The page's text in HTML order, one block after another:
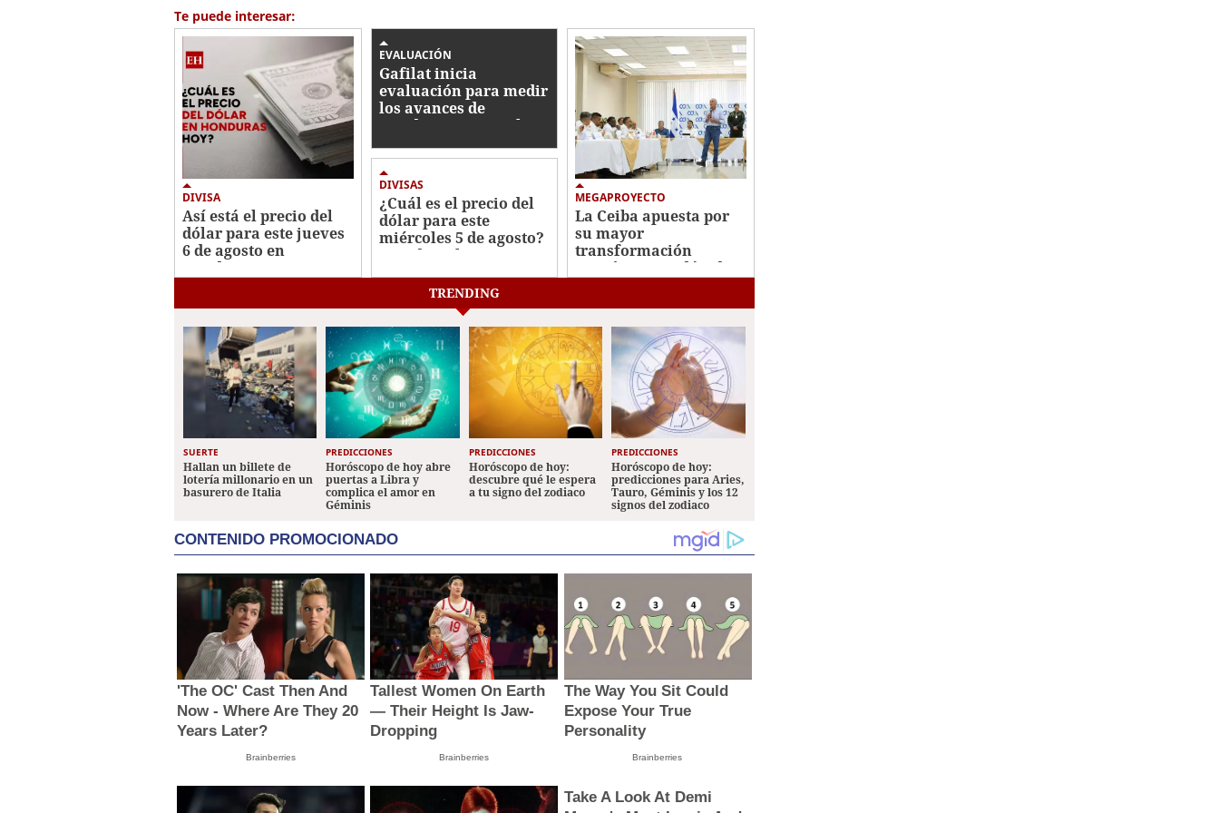
59
secondsVolume
0%
Te puede interesar:
DIVISA
Así está el precio del
dólar para este jueves
6 de agosto en
Honduras
EVALUACIÓN
Gafilat inicia
evaluación para medir
los avances de
Honduras contra el
DIVISAS
¿Cuál es el precio del
dólar para este
miércoles 5 de agosto?
Esto dice el BCH
MEGAPROYECTO
La Ceiba apuesta por
su mayor
transformación
económica en décadas
TRENDING
SUERTE
Hallan un billete de
lotería millonario en un
basurero de Italia
PREDICCIONES
Horóscopo de hoy abre
puertas a Libra y
complica el amor en
Géminis
PREDICCIONES
Horóscopo de hoy:
descubre qué le espera
a tu signo del zodiaco
PREDICCIONES
Horóscopo de hoy:
predicciones para Aries,
Tauro, Géminis y los 12
signos del zodiaco
CONTENIDO PROMOCIONADO
'The OC' Cast Then And
Now - Where Are They 20
Years Later?
Brainberries
Tallest Women On Earth
— Their Height Is Jaw-
Dropping
Brainberries
The Way You Sit Could
Expose Your True
Personality
Brainberries
Take A Look At Demi